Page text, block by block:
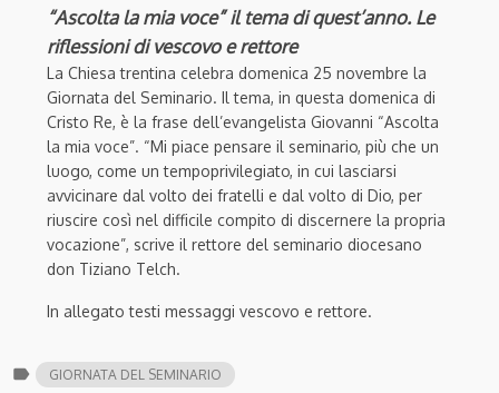
“Ascolta la mia voce” il tema di quest’anno. Le
riflessioni di vescovo e rettore
La Chiesa trentina celebra domenica 25 novembre la
Giornata del Seminario. Il tema, in questa domenica di
Cristo Re, è la frase dell’evangelista Giovanni “Ascolta
la mia voce”. “Mi piace pensare il seminario, più che un
luogo, come un tempoprivilegiato, in cui lasciarsi
avvicinare dal volto dei fratelli e dal volto di Dio, per
riuscire così nel difficile compito di discernere la propria
vocazione”, scrive il rettore del seminario diocesano
don Tiziano Telch.
In allegato testi messaggi vescovo e rettore.
label GIORNATA DEL SEMINARIO